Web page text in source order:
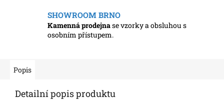
SHOWROOM BRNO
Kamenná prodejnase vzorky a obsluhou s
osobním přístupem.
Popis
Detailní popis produktu